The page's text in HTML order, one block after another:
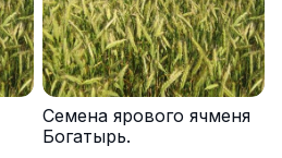
Семена ярового ячменя
Богатырь.